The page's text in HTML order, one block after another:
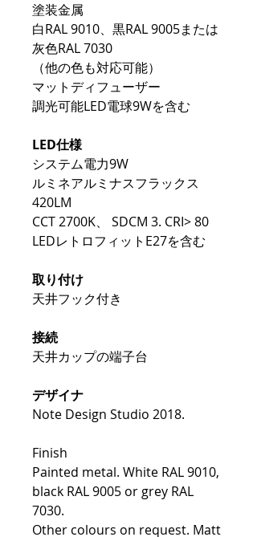
塗装金属
白RAL 9010、黒RAL 9005または
灰色RAL 7030
（他の色も対応可能）
マットディフューザー
調光可能LED電球9Wを含む
LED仕様
システム電力9W
ルミネアルミナスフラックス
420LM
CCT 2700K、 SDCM 3. CRI> 80
LEDレトロフィットE27を含む
取り付け
天井フック付き
接続
天井カップの端子台
デザイナ
Note Design Studio 2018.
Finish
Painted metal. White RAL 9010,
black RAL 9005 or grey RAL
7030.
Other colours on request. Matt